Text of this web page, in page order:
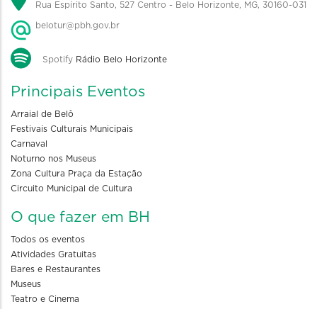
Rua Espírito Santo, 527 Centro - Belo Horizonte, MG, 30160-031
belotur@pbh.gov.br
Spotify Rádio Belo Horizonte
Principais Eventos
Arraial de Belô
Festivais Culturais Municipais
Carnaval
Noturno nos Museus
Zona Cultura Praça da Estação
Circuito Municipal de Cultura
O que fazer em BH
Todos os eventos
Atividades Gratuitas
Bares e Restaurantes
Museus
Teatro e Cinema